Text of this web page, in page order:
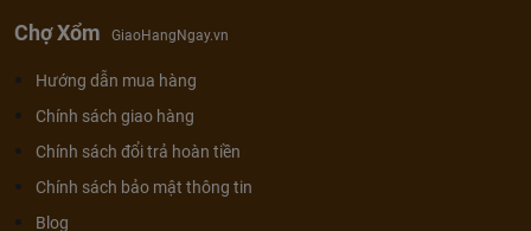
Chợ Xổm GiaoHangNgay.vn
Hướng dẫn mua hàng
Chính sách giao hàng
Chính sách đổi trả hoàn tiền
Chính sách bảo mật thông tin
Blog